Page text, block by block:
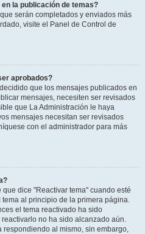
la publicación de temas?
serán completados y enviados más
visite el Panel de Control de
aprobados?
que los mensajes publicados en
mensajes, necesiten ser revisados
que La Administración le haya
mensajes necesitan ser revisados
con el administrador para más
dice "Reactivar tema" cuando esté
al principio de la primera página.
el tema reactivado ha sido
no ha sido alcanzado aún.
respondiendo al mismo, sin embargo,